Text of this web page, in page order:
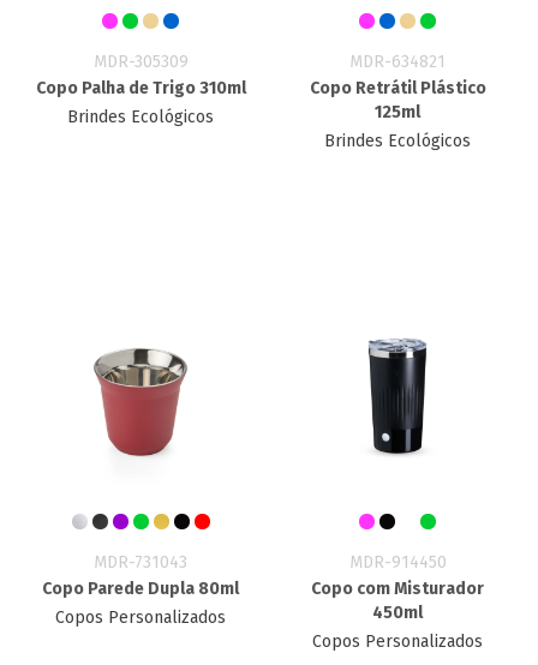
MDR-305309
Copo Palha de Trigo 310ml
Brindes Ecológicos
MDR-634821
Copo Retrátil Plástico
125ml
Brindes Ecológicos
MDR-731043
Copo Parede Dupla 80ml
Copos Personalizados
MDR-914450
Copo com Misturador
450ml
Copos Personalizados